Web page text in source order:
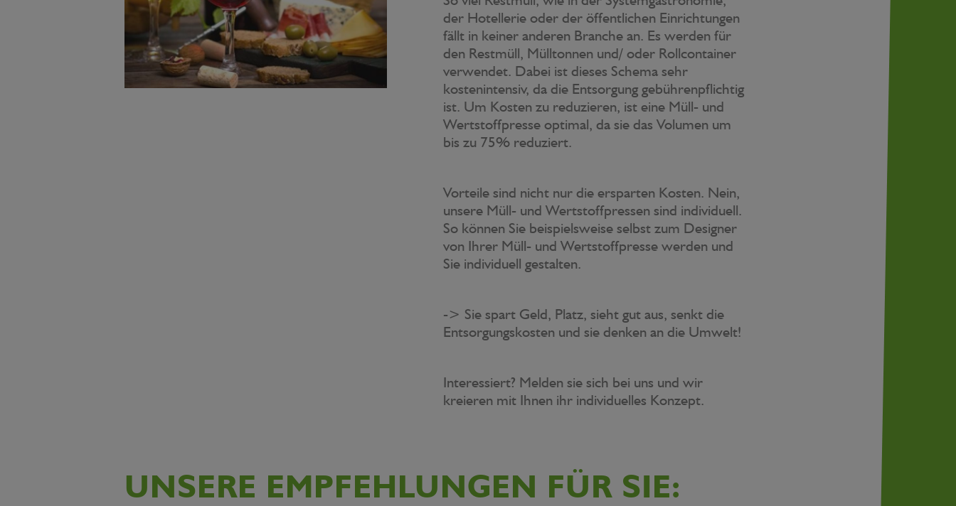
der Hotellerie oder der öffentlichen Einrichtungen
fällt in keiner anderen Branche an. Es werden für
den Restmüll, Mülltonnen und/ oder Rollcontainer
verwendet. Dabei ist dieses Schema sehr
kostenintensiv, da die Entsorgung gebührenpflichtig
ist. Um Kosten zu reduzieren, ist eine Müll- und
Wertstoffpresse optimal, da sie das Volumen um
bis zu 75% reduziert.
Vorteile sind nicht nur die ersparten Kosten. Nein,
unsere Müll- und Wertstoffpressen sind individuell.
So können Sie beispielsweise selbst zum Designer
von Ihrer Müll- und Wertstoffpresse werden und
Sie individuell gestalten.
-> Sie spart Geld, Platz, sieht gut aus, senkt die
Entsorgungskosten und sie denken an die Umwelt!
Interessiert? Melden sie sich bei uns und wir
kreieren mit Ihnen ihr individuelles Konzept.
UNSERE EMPFEHLUNGEN FÜR SIE: